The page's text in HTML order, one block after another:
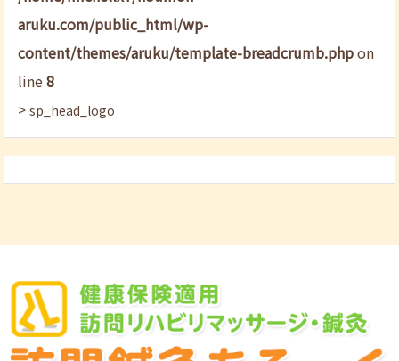
aruku.com/public_html/wp-
content/themes/aruku/template-breadcrumb.phpon
line8
>sp_head_logo